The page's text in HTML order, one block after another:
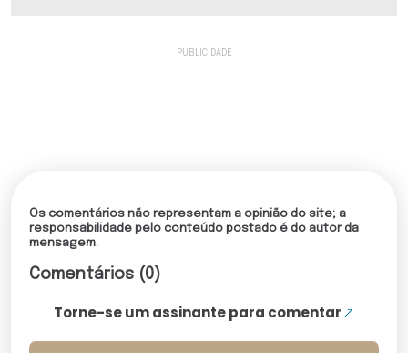
Os comentários não representam a opinião do site; a
responsabilidade pelo conteúdo postado é do autor da
mensagem.
Comentários (0)
Torne-se um assinante para comentar